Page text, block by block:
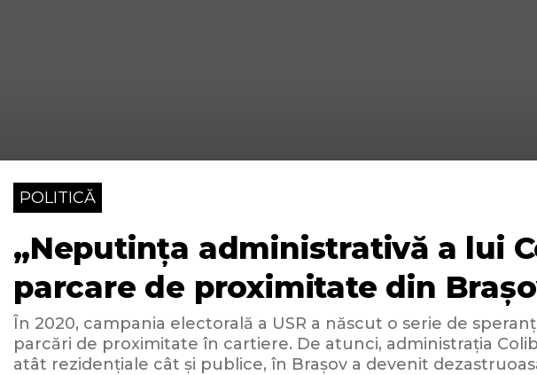
POLITICĂ
„Neputința administrativă a lui
parcare de proximitate din
În 2020, campania electorală a USR a născut o serie de
parcări de proximitate în cartiere. De atunci, administrația
atât rezidențiale cât și publice, în Brașov a devenit